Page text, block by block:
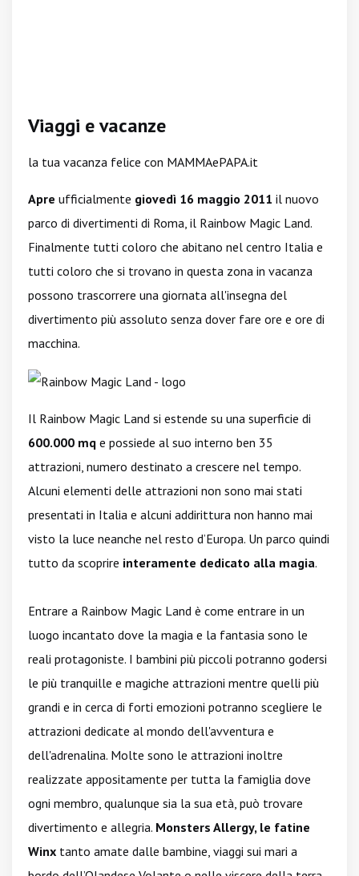
Viaggi e vacanze
la tua vacanza felice con MAMMAePAPA.it
Apre ufficialmente giovedì 16 maggio 2011 il nuovo
parco di divertimenti di Roma, il Rainbow Magic Land.
Finalmente tutti coloro che abitano nel centro Italia e
tutti coloro che si trovano in questa zona in vacanza
possono trascorrere una giornata all'insegna del
divertimento più assoluto senza dover fare ore e ore di
macchina.
Il Rainbow Magic Land si estende su una superficie di
600.000 mq e possiede al suo interno ben 35
attrazioni, numero destinato a crescere nel tempo.
Alcuni elementi delle attrazioni non sono mai stati
presentati in Italia e alcuni addirittura non hanno mai
visto la luce neanche nel resto d’Europa. Un parco quindi
tutto da scoprire interamente dedicato alla magia.
Entrare a Rainbow Magic Land è come entrare in un
luogo incantato dove la magia e la fantasia sono le
reali protagoniste. I bambini più piccoli potranno godersi
le più tranquille e magiche attrazioni mentre quelli più
grandi e in cerca di forti emozioni potranno scegliere le
attrazioni dedicate al mondo dell'avventura e
dell'adrenalina. Molte sono le attrazioni inoltre
realizzate appositamente per tutta la famiglia dove
ogni membro, qualunque sia la sua età, può trovare
divertimento e allegria. Monsters Allergy, le fatine
Winx tanto amate dalle bambine, viaggi sui mari a